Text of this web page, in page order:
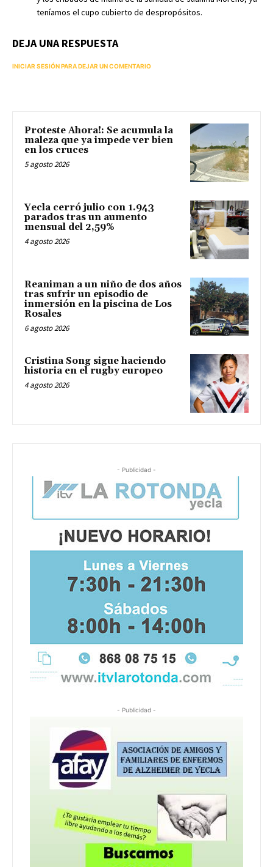
teníamos el cupo cubierto de despropósitos.
DEJA UNA RESPUESTA
INICIAR SESIÓN PARA DEJAR UN COMENTARIO
Proteste Ahora!: Se acumula la
maleza que ya impede ver bien
en los cruces
5 agosto 2026
Yecla cerró julio con 1.943
parados tras un aumento
mensual del 2,59%
4 agosto 2026
Reaniman a un niño de dos años
tras sufrir un episodio de
inmersión en la piscina de Los
Rosales
6 agosto 2026
Cristina Song sigue haciendo
historia en el rugby europeo
4 agosto 2026
- Publicidad -
- Publicidad -